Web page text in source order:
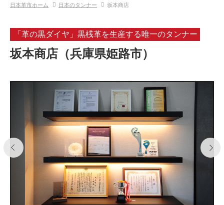
革市通信
日本の革の良さを知ろう
お問い合わせ
日本革市ホーム 日本のタンナー 坂本商店
「革の黒ダイヤ」黒桟革を生産する唯一のタンナー
坂本商店（兵庫県姫路市）